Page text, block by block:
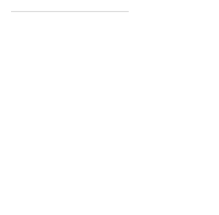
+90 543 345 46 00